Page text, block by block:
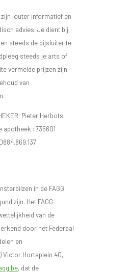
louter informatief en
advies. Je dient bij
steeds de bijsluiter te
steeds je arts of
vermelde prijzen zijn
van
Pieter Herbots
apotheek : 735601
in de FAGG
zijn. Het FAGG
van de
door het Federaal
en
Victor Hortaplein 40,
, dat de